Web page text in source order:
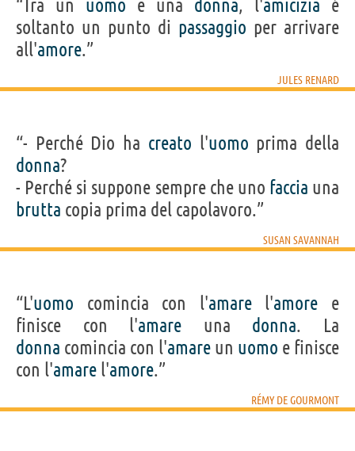
“Tra un uomo e una donna, l'amicizia é
soltanto un punto di passaggio per arrivare
all'amore.”
JULES RENARD
“- Perché Dio ha creato l'uomo prima della
donna?
- Perché si suppone sempre che uno faccia una
brutta copia prima del capolavoro.”
SUSAN SAVANNAH
“L'uomo comincia con l'amarel'amore e
finisce con l'amare una donna. La
donna comincia con l'amare un uomo e finisce
con l'amare l'amore.”
RÉMY DE GOURMONT